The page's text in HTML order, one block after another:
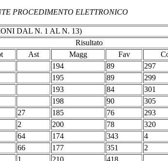
PROCEDIMENTO ELETTRONICO
DAL N. 1 AL N. 13)
Risultato
Ast Magg Fav
194 89 297
195 89 299
193 84 301
198 90 305
27 185 76 293
2 200 78 320
64 174 343 4
66 177 351 2
1 210 418